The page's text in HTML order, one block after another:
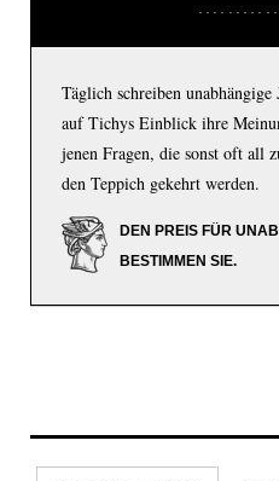
Täglich schreiben
auf Tichys Einblick ihre
jenen Fragen, die sonst oft all
den Teppich gekehrt werden.
DEN PREIS FÜR
BESTIMMEN SIE.